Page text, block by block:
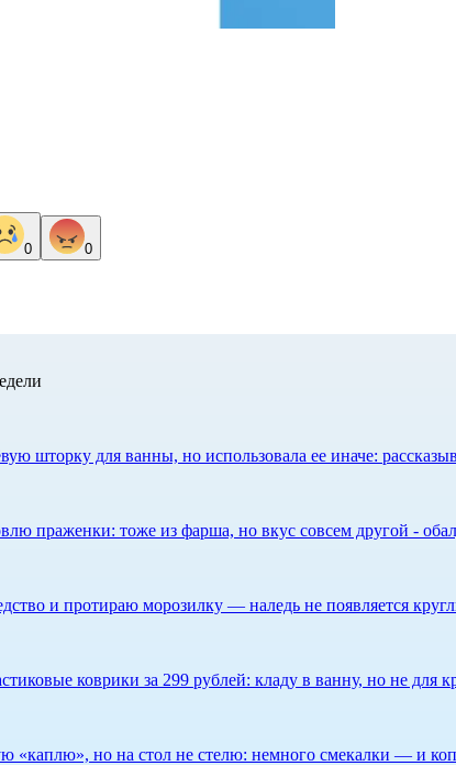
0 0
шторку для ванны, но использовала ее иначе:
праженки: тоже из фарша, но вкус совсем другой -
и протираю морозилку — наледь не появляется
коврики за 299 рублей: кладу в ванну, но не для
«каплю», но на стол не стелю: немного смекалки — и